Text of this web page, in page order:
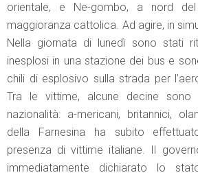
orientale, e Ne-gombo, a nord
maggioranza cattolica. Ad agire, in
Nella giornata di lunedì sono stati
inesplosi in una stazione dei bus e
chili di esplosivo sulla strada per
Tra le vittime, alcune decine sono
nazionalità: a-mericani, britannici,
della Farnesina ha subito
presenza di vittime italiane. Il
immediatamente dichiarato lo